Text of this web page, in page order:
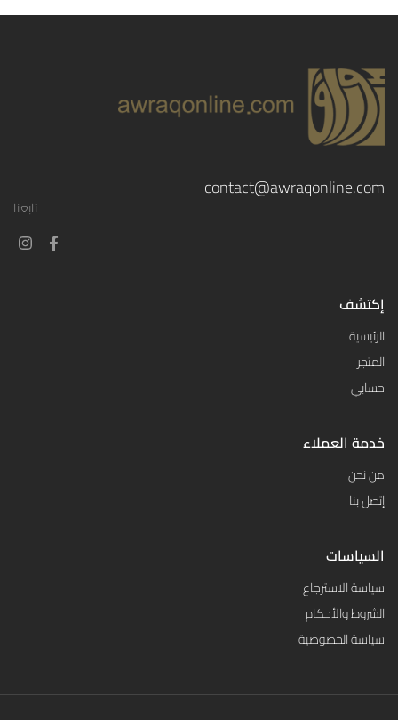
contact@awraqonline.com
تابعنا
إكتشف
الرئيسية
المتجر
حسابي
خدمة العملاء
من نحن
إتصل بنا
السياسات
سياسة الاسترجاع
الشروط والأحكام
سياسة الخصوصية